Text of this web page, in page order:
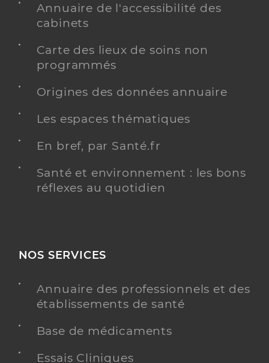
Annuaire de l'accessibilité des
cabinets
Carte des lieux de soins non
programmés
Origines des données annuaire
Les espaces thématiques
En bref, par Santé.fr
Santé et environnement : les bons
réflexes au quotidien
NOS SERVICES
Annuaire des professionnels et des
établissements de santé
Base de médicaments
Essais Cliniques